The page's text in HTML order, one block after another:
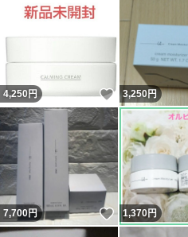
4,250円 いいね！
3,250円
7,700円 いいね！
1,370円